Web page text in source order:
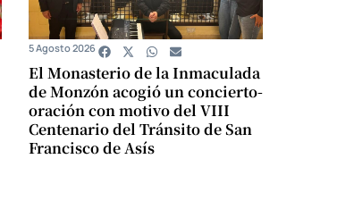
El Monasterio de la Inmaculada
de Monzón acogió un concierto-
oración con motivo del VIII
Centenario del Tránsito de San
Francisco de Asís
5 Agosto 2026